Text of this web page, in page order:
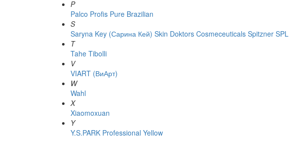
P
Palco Profis Pure Brazilian
S
Saryna Key (Сарина Кей) Skin Doktors Cosmeceuticals Spitzner
T
Tahe Tibolli
V
VIART (ВиАрт)
W
Wahl
X
Xiaomoxuan
Y
Y.S.PARK Professional Yellow